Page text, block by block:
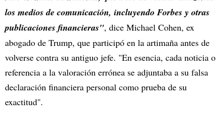
los medios de comunicación, incluyendo Forbes y otras
publicaciones financieras", dice Michael Cohen, ex
abogado de Trump, que participó en la artimaña antes de
volverse contra su antiguo jefe. "En esencia, cada noticia o
referencia a la valoración errónea se adjuntaba a su falsa
declaración financiera personal como prueba de su
exactitud".